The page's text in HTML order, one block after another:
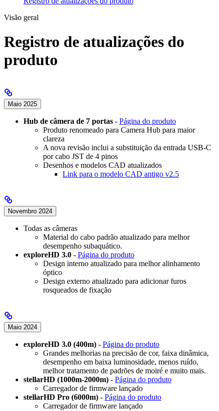
Visão geral
Registro de atualizações do
produto
Maio 2025
Hub de câmera de 7 portas - Página do produto
Produto renomeado para Camera Hub para maior
clareza
A nova revisão inclui a substituição da entrada USB-C
por cabo JST de 4 pinos
Desenhos e modelos CAD atualizados
Link para o modelo CAD antigo v2.5
Novembro 2024
Todas as câmeras
Material do cabo padrão atualizado para melhor
desempenho subaquático.
exploreHD 3.0 - Página do produto
Design interno atualizado para melhor alinhamento
óptico
Design externo atualizado para adicionar furos
rosqueados de fixação
Maio 2024
exploreHD 3.0 (400m) - Página do produto
Grandes melhorias na precisão de cor, faixa dinâmica,
desempenho em baixa luminosidade, menos ruído,
melhor tratamento de padrões de moiré e muito mais.
stellarHD (1000m-2000m) - Página do produto
Carregador de firmware lançado
stellarHD Pro (6000m) - Página do produto
Carregador de firmware lançado